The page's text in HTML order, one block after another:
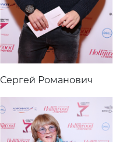
Сергей Романович